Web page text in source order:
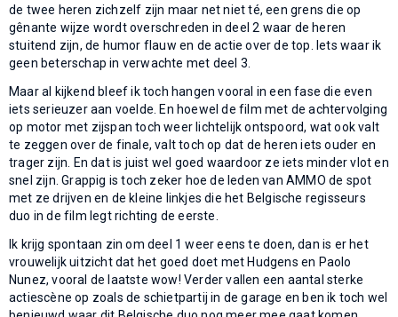
de twee heren zichzelf zijn maar net niet té, een grens die op
gênante wijze wordt overschreden in deel 2 waar de heren
stuitend zijn, de humor flauw en de actie over de top. Iets waar ik
geen beterschap in verwachte met deel 3.
Maar al kijkend bleef ik toch hangen vooral in een fase die even
iets serieuzer aan voelde. En hoewel de film met de achtervolging
op motor met zijspan toch weer lichtelijk ontspoord, wat ook valt
te zeggen over de finale, valt toch op dat de heren iets ouder en
trager zijn. En dat is juist wel goed waardoor ze iets minder vlot en
snel zijn. Grappig is toch zeker hoe de leden van AMMO de spot
met ze drijven en de kleine linkjes die het Belgische regisseurs
duo in de film legt richting de eerste.
Ik krijg spontaan zin om deel 1 weer eens te doen, dan is er het
vrouwelijk uitzicht dat het goed doet met Hudgens en Paolo
Nunez, vooral de laatste wow! Verder vallen een aantal sterke
actiescène op zoals de schietpartij in de garage en ben ik toch wel